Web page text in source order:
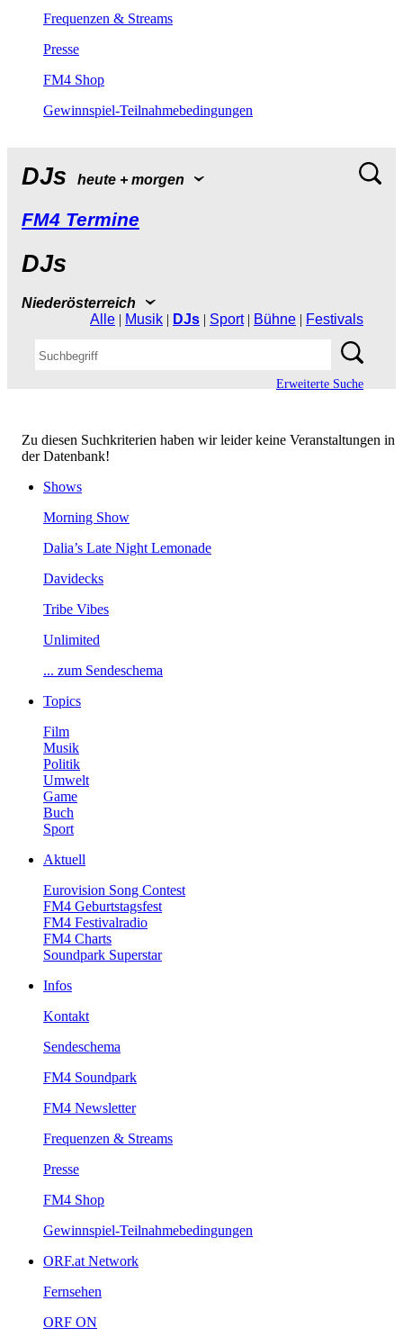
Frequenzen&Streams
Presse
FM4Shop
Gewinnspiel-Teilnahmebedingungen
DJs heute+morgen
FM4Termine
DJs
Niederösterreich
Alle | Musik | DJs | Sport| Bühne | Festivals
ErweiterteSuche
ZudiesenSuchkriterienhabenwirleiderkeineVeranstaltungenin
derDatenbank!
Shows
MorningShow
Dalia’sLateNightLemonade
Davidecks
TribeVibes
Unlimited
...zumSendeschema
Topics
Film
Musik
Politik
Umwelt
Game
Buch
Sport
Aktuell
EurovisionSongContest
FM4Geburtstagsfest
FM4Festivalradio
FM4Charts
SoundparkSuperstar
Infos
Kontakt
Sendeschema
FM4Soundpark
FM4Newsletter
Frequenzen&Streams
Presse
FM4Shop
Gewinnspiel-Teilnahmebedingungen
ORF.atNetwork
Fernsehen
ORFON